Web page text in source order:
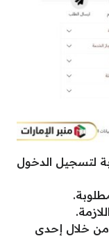
لتسجيل الدخول
من خلال إحدى